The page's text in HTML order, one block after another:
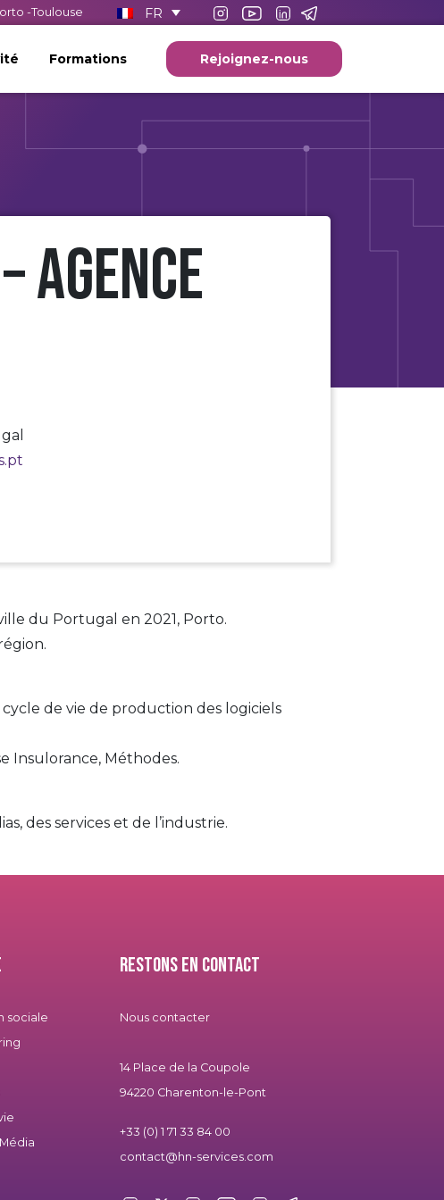
-Toulouse FR
Formations Rejoignez-nous
Agence
du Portugal en 2021, Porto.
de vie de production des logiciels
Insulorance, Méthodes.
des services et de l’industrie.
sociale
Restons en contact
Nous contacter
14 Place de la Coupole
94220 Charenton-le-Pont
+33 (0) 1 71 33 84 00
contact@hn-services.com